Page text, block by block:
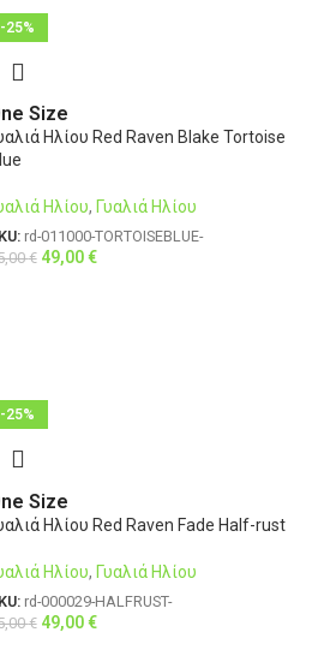
-25%
Size
Ηλίου Red Raven Blake Tortoise
Ηλίου, Γυαλιά Ηλίου
rd-011000-TORTOISEBLUE-
€ 49,00€
-25%
Size
Ηλίου Red Raven Fade Half-rust
Ηλίου, Γυαλιά Ηλίου
rd-000029-HALFRUST-
€ 49,00€